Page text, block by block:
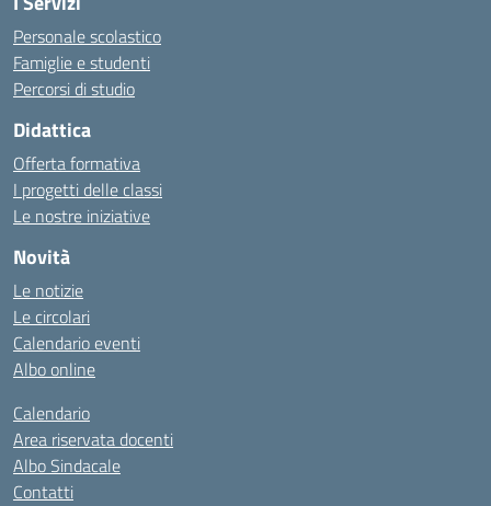
Personale scolastico
Famiglie e studenti
Percorsi di studio
Didattica
Offerta formativa
I progetti delle classi
Le nostre iniziative
Novità
Le notizie
Le circolari
Calendario eventi
Albo online
Calendario
Area riservata docenti
Albo Sindacale
Contatti